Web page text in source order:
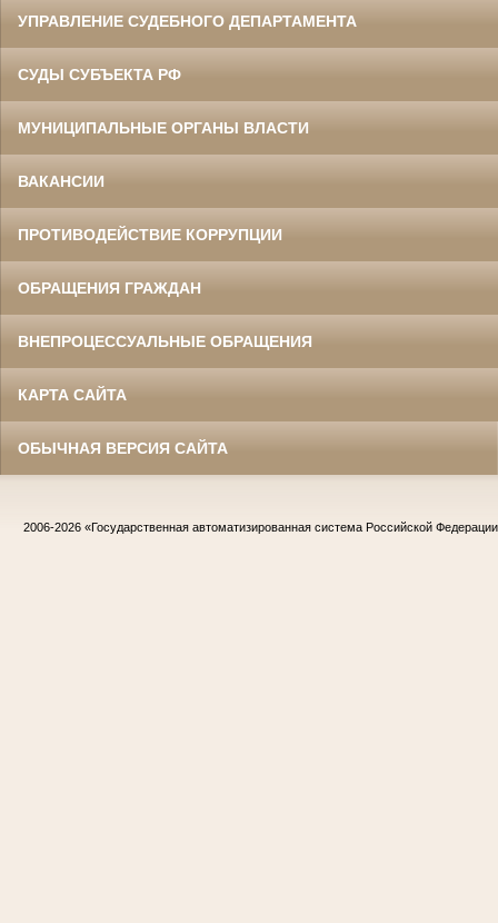
УПРАВЛЕНИЕ СУДЕБНОГО ДЕПАРТАМЕНТА
СУДЫ СУБЪЕКТА РФ
МУНИЦИПАЛЬНЫЕ ОРГАНЫ ВЛАСТИ
ВАКАНСИИ
ПРОТИВОДЕЙСТВИЕ КОРРУПЦИИ
ОБРАЩЕНИЯ ГРАЖДАН
ВНЕПРОЦЕССУАЛЬНЫЕ ОБРАЩЕНИЯ
КАРТА САЙТА
ОБЫЧНАЯ ВЕРСИЯ САЙТА
2006-2026 «Государственная автоматизированная система Российской